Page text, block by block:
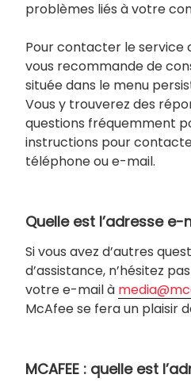
problèmes liés à votre
Pour contacter le service
vous recommande de
située dans le menu
Vous y trouverez des
questions fréquemment
instructions pour
téléphone ou e-mail.
Quelle est l’adresse e-
Si vous avez d’autres
d’assistance, n’hésitez
votre e-mail à
McAfee se fera un plaisir
MCAFEE : quelle est